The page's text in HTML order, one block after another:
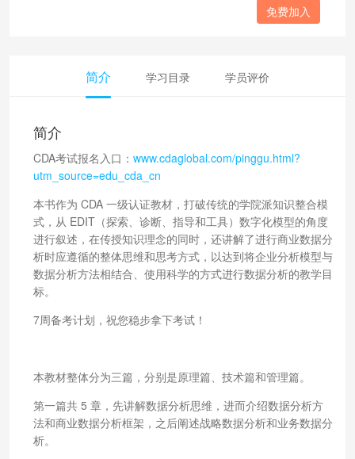
免费加入
简介 学习目录 学员评价
简介
CDA考试报名入口： www.cdaglobal.com/pinggu.html?
utm_source=edu_cda_cn
本书作为 CDA 一级认证教材，打破传统的学院派知识整合模
式，从 EDIT（探索、诊断、指导和工具）数字化模型的角度
进行叙述，在传授知识理念的同时，还讲解了进行商业数据分
析时应遵循的整体思维和思考方式，以达到将企业分析模型与
数据分析方法相结合、使用科学的方式进行数据分析的教学目
标。
7周备考计划，祝您稳步拿下考试！
本教材整体分为三篇，分别是原理篇、技术篇和管理篇。
第一篇共 5 章，先讲解数据分析思维，进而介绍数据分析方
法和商业数据分析框架，之后阐述战略数据分析和业务数据分
析。